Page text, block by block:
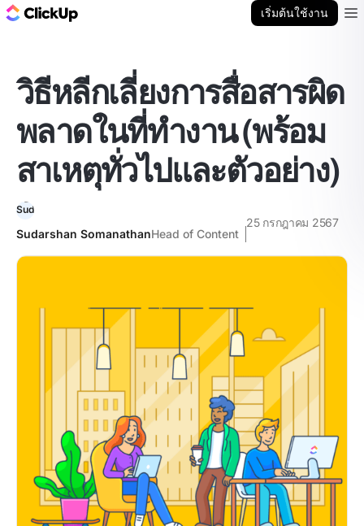
เริ่มต้นใช้งาน
วิธีหลีกเลี่ยงการสื่อสารผิด
พลาดในที่ทำงาน (พร้อม
สาเหตุทั่วไปและตัวอย่าง)
Sudarshan SomanathanHead of Content
25 กรกฎาคม 2567